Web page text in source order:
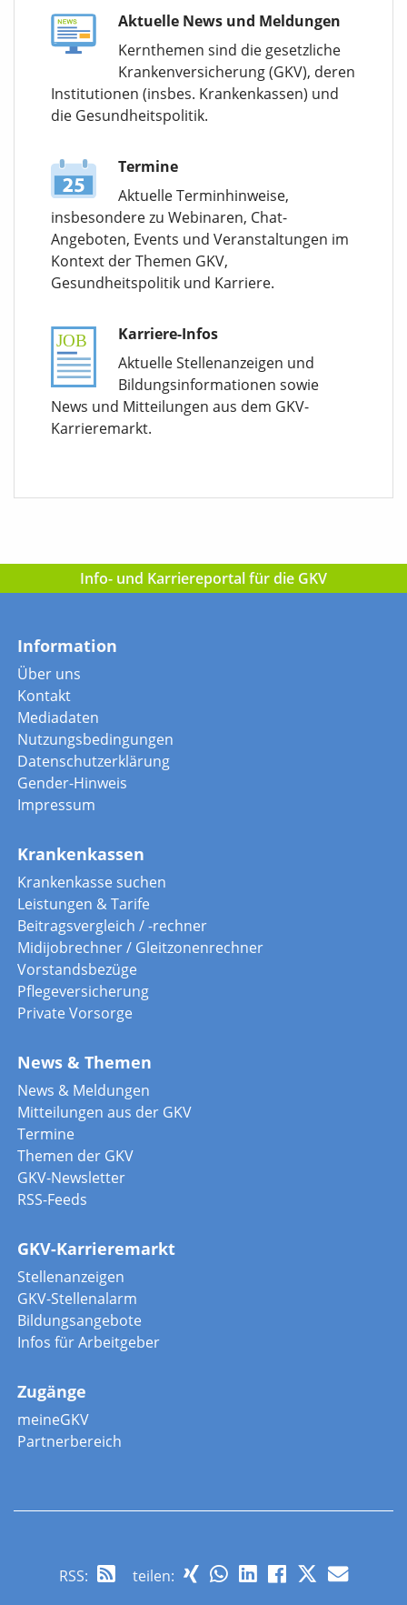
Aktuelle News und Meldungen
Kernthemen sind die gesetzliche
Krankenversicherung (GKV), deren
Institutionen (insbes. Krankenkassen) und
die Gesundheitspolitik.
Termine
Aktuelle Terminhinweise,
insbesondere zu Webinaren, Chat-
Angeboten, Events und Veranstaltungen im
Kontext der Themen GKV,
Gesundheitspolitik und Karriere.
Karriere-Infos
Aktuelle Stellenanzeigen und
Bildungsinformationen sowie
News und Mitteilungen aus dem GKV-
Karrieremarkt.
Info- und Karriereportal für die GKV
Information
Über uns
Kontakt
Mediadaten
Nutzungsbedingungen
Datenschutzerklärung
Gender-Hinweis
Impressum
Krankenkassen
Krankenkasse suchen
Leistungen & Tarife
Beitragsvergleich / -rechner
Midijobrechner / Gleitzonenrechner
Vorstandsbezüge
Pflegeversicherung
Private Vorsorge
News & Themen
News & Meldungen
Mitteilungen aus der GKV
Termine
Themen der GKV
GKV-Newsletter
RSS-Feeds
GKV-Karrieremarkt
Stellenanzeigen
GKV-Stellenalarm
Bildungsangebote
Infos für Arbeitgeber
Zugänge
meineGKV
Partnerbereich
RSS: teilen: